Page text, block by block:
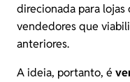
direcionada para
vendedores que
anteriores.
A ideia, portanto, é